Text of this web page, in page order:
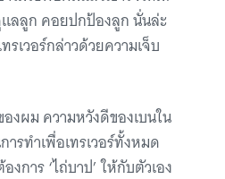
ลลูก คอยปกป้องลูก นั่นล่ะ
รเวอร์กล่าวด้วยความเจ็บ
งผม ความหวังดีของเบนใน
รทำเพื่อเทรเวอร์ทั้งหมด
การ ‘ไถ่บาป’ ให้กับตัวเอง